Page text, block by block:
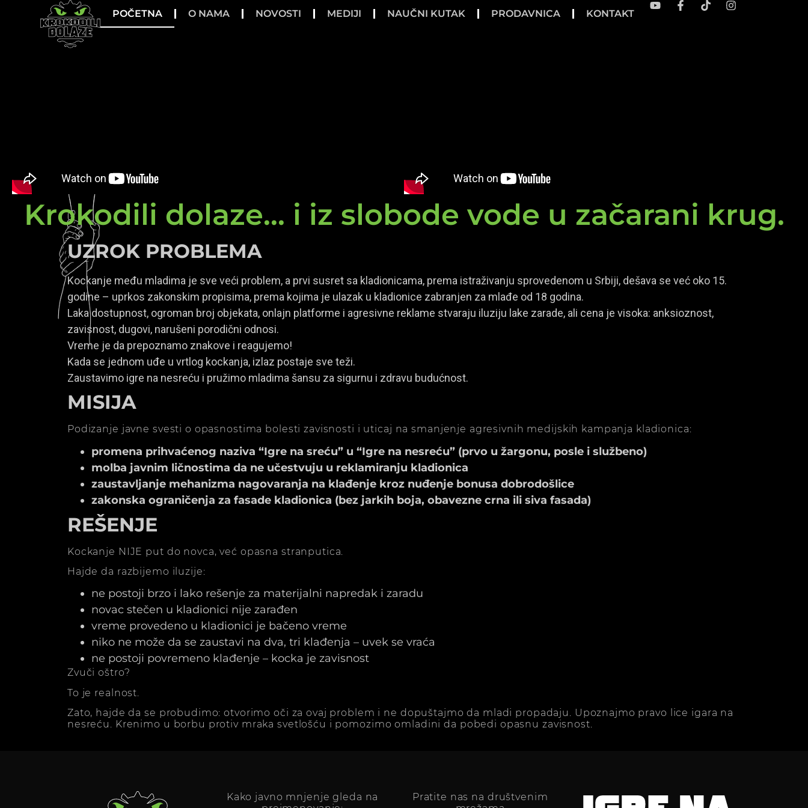
POČETNA O NAMA NOVOSTI MEDIJI NAUČNI KUTAK PRODAVNICA KONTAKT
Krokodili dolaze... i iz slobode vode u začarani krug.
UZROK PROBLEMA
Kockanje među mladima je sve veći problem, a prvi susret sa kladionicama, prema istraživanju sprovedenom u Srbiji, dešava se već oko 15.
godine – uprkos zakonskim propisima, prema kojima je ulazak u kladionice zabranjen za mlađe od 18 godina.
Laka dostupnost, ogroman broj objekata, onlajn platforme i agresivne reklame stvaraju iluziju lake zarade, ali cena je visoka: anksioznost,
zavisnost, dugovi, narušeni porodični odnosi.
Vreme je da prepoznamo znakove i reagujemo!
Kada se jednom uđe u vrtlog kockanja, izlaz postaje sve teži.
Zaustavimo igre na nesreću i pružimo mladima šansu za sigurnu i zdravu budućnost.
MISIJA
Podizanje javne svesti o opasnostima bolesti zavisnosti i uticaj na smanjenje agresivnih medijskih kampanja kladionica:
promena prihvaćenog naziva “Igre na sreću” u “Igre na nesreću” (prvo u žargonu, posle i službeno)
molba javnim ličnostima da ne učestvuju u reklamiranju kladionica
zaustavljanje mehanizma nagovaranja na klađenje kroz nuđenje bonusa dobrodošlice
zakonska ograničenja za fasade kladionica (bez jarkih boja, obavezne crna ili siva fasada)
REŠENJE
Kockanje NIJE put do novca, već opasna stranputica.
Hajde da razbijemo iluzije:
ne postoji brzo i lako rešenje za materijalni napredak i zaradu
novac stečen u kladionici nije zarađen
vreme provedeno u kladionici je bačeno vreme
niko ne može da se zaustavi na dva, tri klađenja – uvek se vraća
ne postoji povremeno klađenje – kocka je zavisnost
Zvuči oštro?
To je realnost.
Zato, hajde da se probudimo: otvorimo oči za ovaj problem i ne dopuštajmo da mladi propadaju. Upoznajmo pravo lice igara na
nesreću. Krenimo u borbu protiv mraka svetlošću i pomozimo omladini da pobedi opasnu zavisnost.
Kako javno mnjenje gleda na
Pratite nas na društvenim